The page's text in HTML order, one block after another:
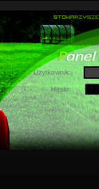
Użytkownik:
Hasło: